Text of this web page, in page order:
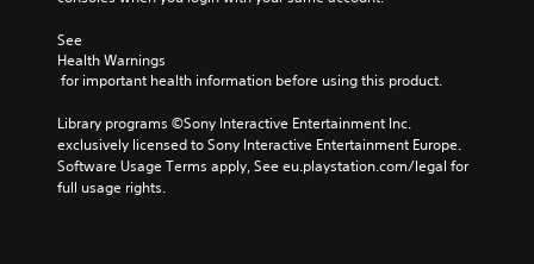
See
Health Warnings
for important health information before using this product.
Library programs ©Sony Interactive Entertainment Inc.
exclusively licensed to Sony Interactive Entertainment Europe.
Software Usage Terms apply, See eu.playstation.com/legal for
full usage rights.